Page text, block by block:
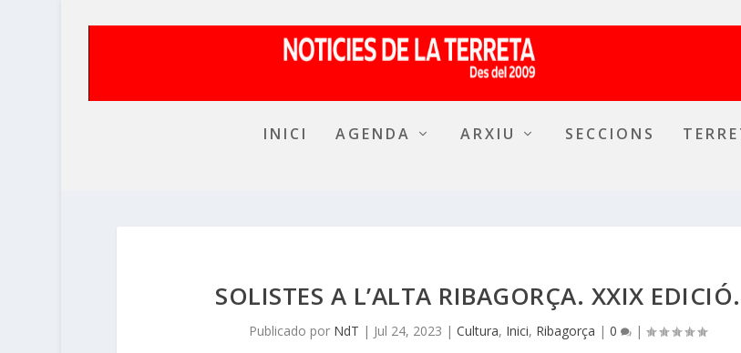
INICI AGENDA ARXIU SECCIONS
SOLISTES A L’ALTA RIBAGORÇA. XXIX EDICIÓ.
Publicado por NdT | Jul 24, 2023 |Cultura, Inici, Ribagorça |0 |